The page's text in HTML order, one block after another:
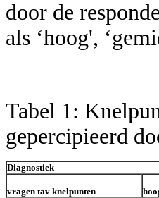
door de
als ‘hoog',
Tabel 1:
gepercipieerd
Diagnostiek
vragen tav knelpunten